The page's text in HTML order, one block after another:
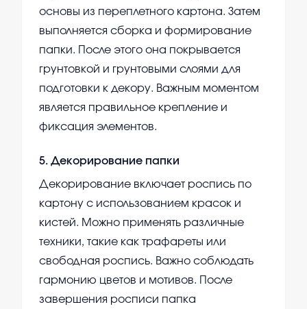
основы из переплетного картона. Затем
выполняется сборка и формирование
папки. После этого она покрывается
грунтовкой и грунтовыми слоями для
подготовки к декору. Важным моментом
является правильное крепление и
фиксация элементов.
5. Декорирование папки
Декорирование включает роспись по
картону с использованием красок и
кистей. Можно применять различные
техники, такие как трафареты или
свободная роспись. Важно соблюдать
гармонию цветов и мотивов. После
завершения росписи папка